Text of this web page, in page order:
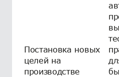
Постановка новых
целей на
производстве